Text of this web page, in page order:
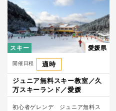
スキー 愛媛県
開催日程
適時
ジュニア無料スキー教室／久
万スキーランド／愛媛
初心者ゲレンデ ジュニア無料ス